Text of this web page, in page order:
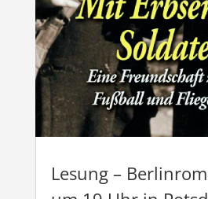
Lesung –